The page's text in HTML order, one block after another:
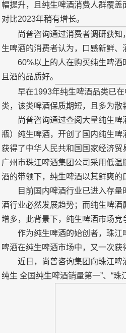
幅提升，且纯生啤酒消费人群覆盖
对比2023年稍有增长。
尚普咨询通过消费者调研获
生啤酒的消费者认为，口感新鲜、
60%以上的人在购买纯生啤
且酒的品质好。
早在1993年纯生啤酒品类已
类，该类啤酒保质期短，且多为散
尚普咨询通过查阅大量纯生
瓶）纯生啤酒，开创了国内纯生啤
获得了中华人民共和国国家经济贸
广州市珠江啤酒集团公司采用低
酒的带领下，纯生啤酒以其鲜爽的
目前国内啤酒行业已进入存
酒行业必然发展趋势；而纯生啤
增多，此背景下，纯生啤酒市场竞
作为纯生啤酒的始创者，珠
啤酒在纯生啤酒市场中，又一次获
近日，尚普咨询集团向珠江啤
纯生 全国纯生啤酒销量第一”、“珠